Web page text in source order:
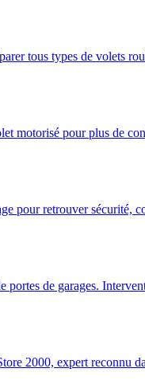
tous types de volets
motorisé pour plus de
pour retrouver sécurité,
portes de garages.
2000, expert reconnu